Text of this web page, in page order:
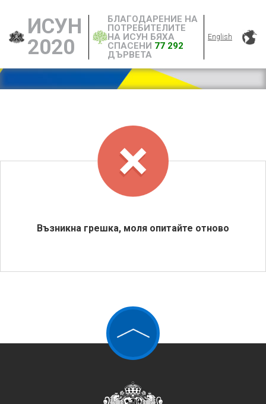
ИСУН
2020
БЛАГОДАРЕНИЕ НА
ПОТРЕБИТЕЛИТЕ
НА ИСУН БЯХА
СПАСЕНИ 77 292
ДЪРВЕТА
English
Възникна грешка, моля опитайте отново